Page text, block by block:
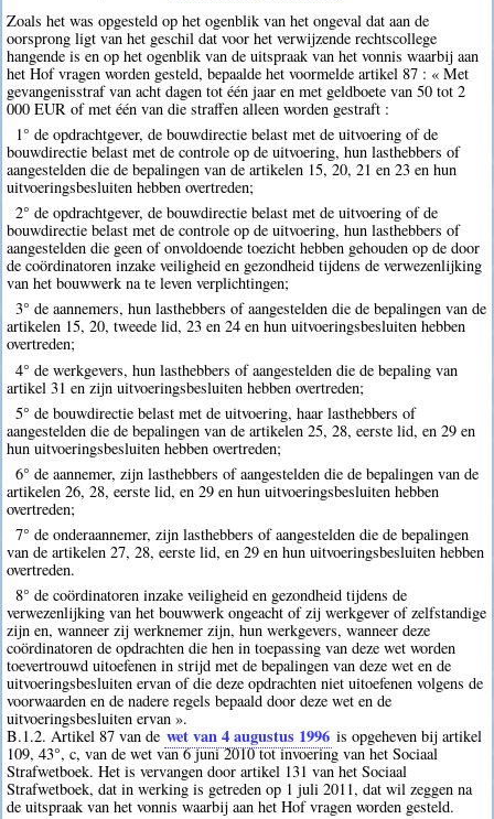
Zoals het was opgesteld op het ogenblik van het ongeval dat aan de
oorsprong ligt van het geschil dat voor het verwijzende rechtscollege
hangende is en op het ogenblik van de uitspraak van het vonnis waarbij aan
het Hof vragen worden gesteld, bepaalde het voormelde artikel 87 : « Met
gevangenisstraf van acht dagen tot één jaar en met geldboete van 50 tot 2
000 EUR of met één van die straffen alleen worden gestraft :
1° de opdrachtgever, de bouwdirectie belast met de uitvoering of de
bouwdirectie belast met de controle op de uitvoering, hun lasthebbers of
aangestelden die de bepalingen van de artikelen 15, 20, 21 en 23 en hun
uitvoeringsbesluiten hebben overtreden;
2° de opdrachtgever, de bouwdirectie belast met de uitvoering of de
bouwdirectie belast met de controle op de uitvoering, hun lasthebbers of
aangestelden die geen of onvoldoende toezicht hebben gehouden op de door
de coördinatoren inzake veiligheid en gezondheid tijdens de verwezenlijking
van het bouwwerk na te leven verplichtingen;
3° de aannemers, hun lasthebbers of aangestelden die de bepalingen van de
artikelen 15, 20, tweede lid, 23 en 24 en hun uitvoeringsbesluiten hebben
overtreden;
4° de werkgevers, hun lasthebbers of aangestelden die de bepaling van
artikel 31 en zijn uitvoeringsbesluiten hebben overtreden;
5° de bouwdirectie belast met de uitvoering, haar lasthebbers of
aangestelden die de bepalingen van de artikelen 25, 28, eerste lid, en 29 en
hun uitvoeringsbesluiten hebben overtreden;
6° de aannemer, zijn lasthebbers of aangestelden die de bepalingen van de
artikelen 26, 28, eerste lid, en 29 en hun uitvoeringsbesluiten hebben
overtreden;
7° de onderaannemer, zijn lasthebbers of aangestelden die de bepalingen
van de artikelen 27, 28, eerste lid, en 29 en hun uitvoeringsbesluiten hebben
overtreden.
8° de coördinatoren inzake veiligheid en gezondheid tijdens de
verwezenlijking van het bouwwerk ongeacht of zij werkgever of zelfstandige
zijn en, wanneer zij werknemer zijn, hun werkgevers, wanneer deze
coördinatoren de opdrachten die hen in toepassing van deze wet worden
toevertrouwd uitoefenen in strijd met de bepalingen van deze wet en de
uitvoeringsbesluiten ervan of die deze opdrachten niet uitoefenen volgens de
voorwaarden en de nadere regels bepaald door deze wet en de
uitvoeringsbesluiten ervan ».
B.1.2. Artikel 87 van de wet van 4 augustus 1996 is opgeheven bij artikel
109, 43°, c, van de wet van 6 juni 2010 tot invoering van het Sociaal
Strafwetboek. Het is vervangen door artikel 131 van het Sociaal
Strafwetboek, dat in werking is getreden op 1 juli 2011, dat wil zeggen na
de uitspraak van het vonnis waarbij aan het Hof vragen worden gesteld.